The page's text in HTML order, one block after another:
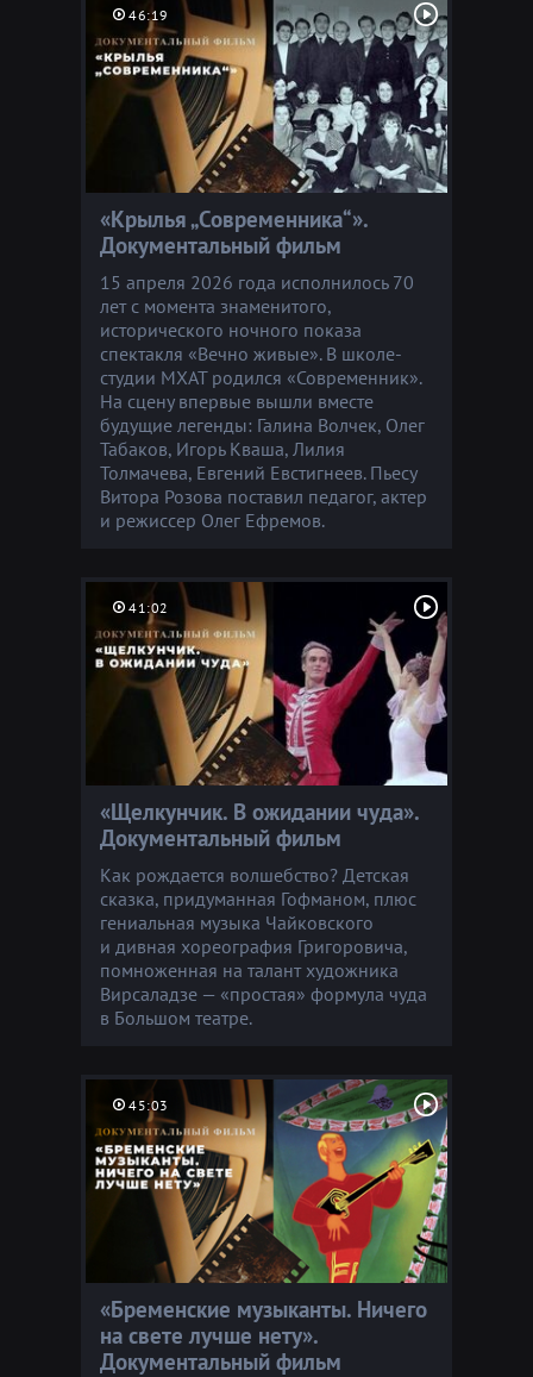
46:19
«Крылья „Современника“».
Документальный фильм
15 апреля 2026 года исполнилось 70
лет с момента знаменитого,
исторического ночного показа
спектакля «Вечно живые». В школе-
студии МХАТ родился «Современник».
На сцену впервые вышли вместе
будущие легенды: Галина Волчек, Олег
Табаков, Игорь Кваша, Лилия
Толмачева, Евгений Евстигнеев. Пьесу
Витора Розова поставил педагог, актер
и режиссер Олег Ефремов.
41:02
«Щелкунчик. В ожидании чуда».
Документальный фильм
Как рождается волшебство? Детская
сказка, придуманная Гофманом, плюс
гениальная музыка Чайковского
и дивная хореография Григоровича,
помноженная на талант художника
Вирсаладзе — «простая» формула чуда
в Большом театре.
45:03
«Бременские музыканты. Ничего
на свете лучше нету».
Документальный фильм